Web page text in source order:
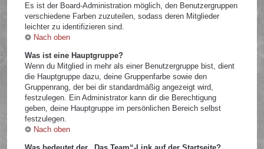
Es ist der Board-Administration möglich, den Benutzergruppen
verschiedene Farben zuzuteilen, sodass deren Mitglieder
leichter zu identifizieren sind.
Nach oben
Was ist eine Hauptgruppe?
Wenn du Mitglied in mehr als einer Benutzergruppe bist, dient
die Hauptgruppe dazu, deine Gruppenfarbe sowie den
Gruppenrang, der bei dir standardmäßig angezeigt wird,
festzulegen. Ein Administrator kann dir die Berechtigung
geben, deine Hauptgruppe im persönlichen Bereich selbst
festzulegen.
Nach oben